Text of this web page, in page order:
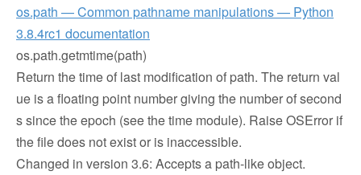
os.path — Common pathname manipulations — Python
3.8.4rc1 documentation
os.path.getmtime(path)
Return the time of last modification of path. The return val
ue is a floating point number giving the number of second
s since the epoch (see the time module). Raise OSError if
the file does not exist or is inaccessible.
Changed in version 3.6: Accepts a path-like object.